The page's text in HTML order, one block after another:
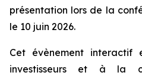
présentation lors de la
le 10 juin 2026.
Cet évènement interactif
investisseurs et à la